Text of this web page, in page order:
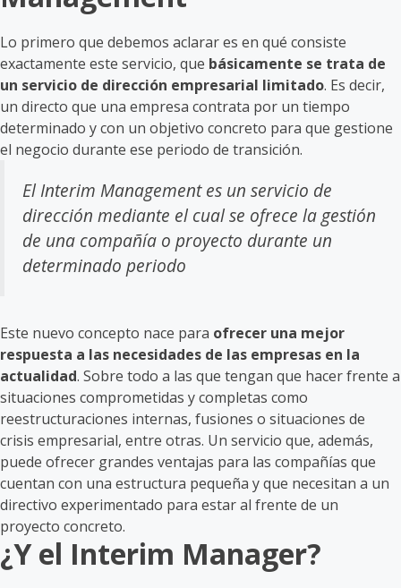
Lo primero que debemos aclarar es en qué consiste
exactamente este servicio, que básicamente se trata de
un servicio de dirección empresarial limitado. Es decir,
un directo que una empresa contrata por un tiempo
determinado y con un objetivo concreto para que gestione
el negocio durante ese periodo de transición.
El Interim Management es un servicio de
dirección mediante el cual se ofrece la gestión
de una compañía o proyecto durante un
determinado periodo
Este nuevo concepto nace para ofrecer una mejor
respuesta a las necesidades de las empresas en la
actualidad. Sobre todo a las que tengan que hacer frente a
situaciones comprometidas y completas como
reestructuraciones internas, fusiones o situaciones de
crisis empresarial, entre otras. Un servicio que, además,
puede ofrecer grandes ventajas para las compañías que
cuentan con una estructura pequeña y que necesitan a un
directivo experimentado para estar al frente de un
proyecto concreto.
¿Y el Interim Manager?